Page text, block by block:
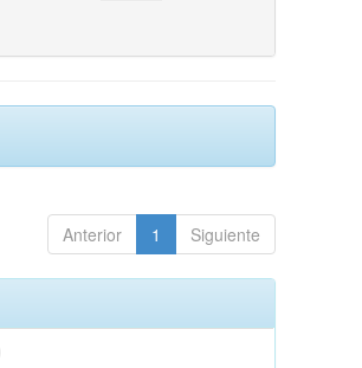
Anterior 1 Siguiente